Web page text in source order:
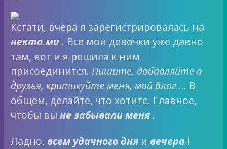
Кстати, вчера я зарегистрировалась на
некто.ми . Все мои девочки уже давно
там, вот и я решила к ним
присоединится. Пишите, добавляйте в
друзья, критикуйте меня, мой блог … В
общем, делайте, что хотите. Главное,
чтобы выне забывали меня .
Ладно, всем удачного дня и вечера !